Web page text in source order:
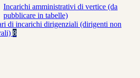
Incarichi amministrativi di vertice (da
pubblicare in tabelle)
di incarichi dirigenziali (dirigenti non
8